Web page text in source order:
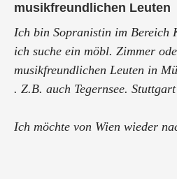
musikfreundlichen Leuten
Ich bin Sopranistin im Bereich
ich suche ein möbl. Zimmer
musikfreundlichen Leuten in
. Z.B. auch Tegernsee.
Ich möchte von Wien wieder
Unterricht in Gesang und